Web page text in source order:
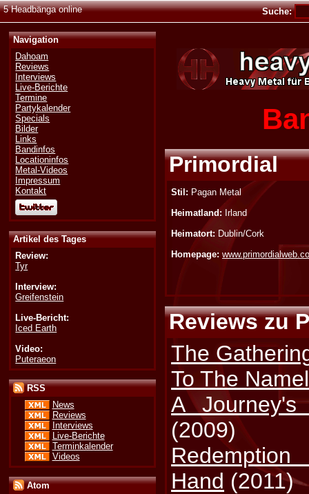
5 Headbänga online Suche:
Navigation
Dahoam
Reviews
Interviews
Live-Berichte
Termine
Partykalender
Specials
Bilder
Links
Bandinfos
Locationinfos
Metal-Videos
Impressum
Kontakt
Artikel des Tages
Review:
Tyr
Interview:
Greifenstein
Live-Bericht:
Iced Earth
Video:
Puteraeon
RSS
News
Reviews
Interviews
Live-Berichte
Terminkalender
Videos
Atom
Primordial
Stil: Pagan Metal
Heimatland: Irland
Heimatort: Dublin/Cork
Homepage:
Reviews zu
The
To The
A Journey's
(2009)
Hand (2011)